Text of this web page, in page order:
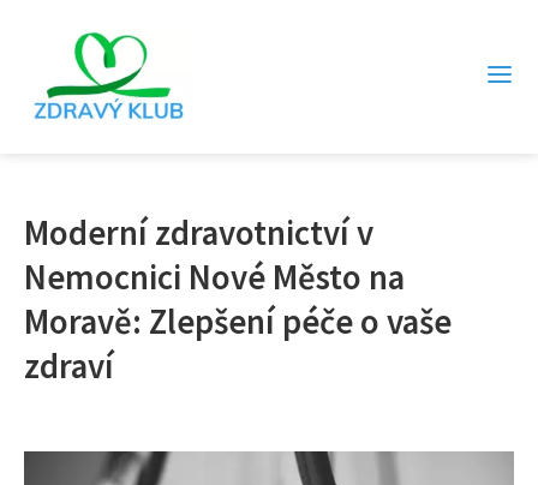
Moderní zdravotnictví v
Nemocnici Nové Město na
Moravě: Zlepšení péče o vaše
zdraví